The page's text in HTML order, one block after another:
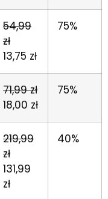
54,99
zł
13,75 zł
75%
71,99 zł
18,00 zł
75%
219,99
zł
131,99
zł
40%